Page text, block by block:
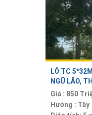
LÔ TC
NGŨ LÃO,
Giá : 850
Hướng : Tây